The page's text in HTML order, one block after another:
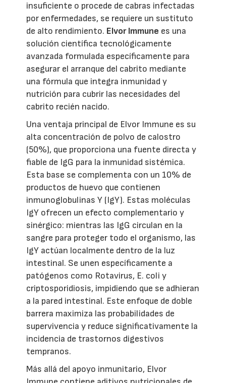
insuficiente o procede de cabras infectadas
por enfermedades, se requiere un sustituto
de alto rendimiento. Elvor Immune es una
solución científica tecnológicamente
avanzada formulada específicamente para
asegurar el arranque del cabrito mediante
una fórmula que integra inmunidad y
nutrición para cubrir las necesidades del
cabrito recién nacido.
Una ventaja principal de Elvor Immune es su
alta concentración de polvo de calostro
(50%), que proporciona una fuente directa y
fiable de IgG para la inmunidad sistémica.
Esta base se complementa con un 10% de
productos de huevo que contienen
inmunoglobulinas Y (IgY). Estas moléculas
IgY ofrecen un efecto complementario y
sinérgico: mientras las IgG circulan en la
sangre para proteger todo el organismo, las
IgY actúan localmente dentro de la luz
intestinal. Se unen específicamente a
patógenos como Rotavirus, E. coli y
criptosporidiosis, impidiendo que se adhieran
a la pared intestinal. Este enfoque de doble
barrera maximiza las probabilidades de
supervivencia y reduce significativamente la
incidencia de trastornos digestivos
tempranos.
Más allá del apoyo inmunitario, Elvor